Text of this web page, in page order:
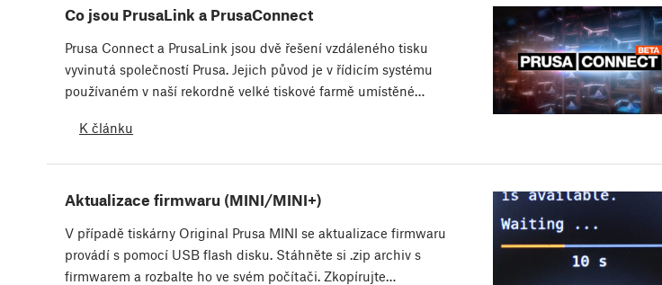
Co jsou PrusaLink a PrusaConnect
Prusa Connect a PrusaLink jsou dvě řešení vzdáleného tisku
vyvinutá společností Prusa. Jejich původ je v řídicím systému
používaném v naší rekordně velké tiskové farmě umístěné…
K článku
Aktualizace firmwaru (MINI/MINI+)
V případě tiskárny Original Prusa MINI se aktualizace firmwaru
provádí s pomocí USB flash disku. Stáhněte si .zip archiv s
firmwarem a rozbalte ho ve svém počítači. Zkopírujte…